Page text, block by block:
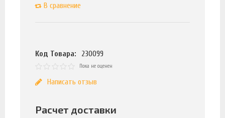
В сравнение
Код Товара: 230099
Пока не оценен
Написать отзыв
Расчет доставки